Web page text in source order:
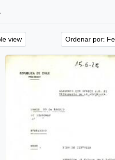
view Ordenar por: